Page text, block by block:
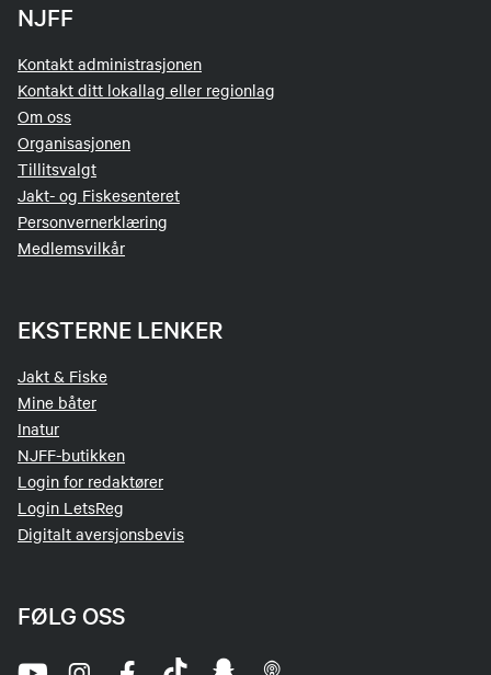
NJFF
Kontakt administrasjonen
Kontakt ditt lokallag eller regionlag
Om oss
Organisasjonen
Tillitsvalgt
Jakt- og Fiskesenteret
Personvernerklæring
Medlemsvilkår
EKSTERNE LENKER
Jakt & Fiske
Mine båter
Inatur
NJFF-butikken
Login for redaktører
Login LetsReg
Digitalt aversjonsbevis
FØLG OSS